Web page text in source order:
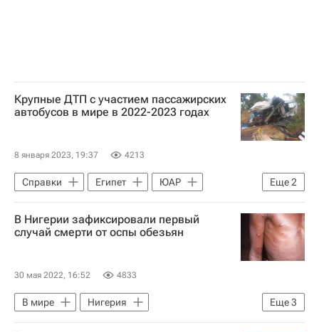
Крупные ДТП с участием пассажирских
автобусов в мире в 2022-2023 годах
8 января 2023, 19:37 4213
Еще2
Справки Египет
ЮАР
Уганда
В мире
В Нигерии зафиксировали первый
случай смерти от оспы обезьян
30 мая 2022, 16:52 4833
Еще3
В мире
Нигерия
Адамава (Нигерия)
Лагос